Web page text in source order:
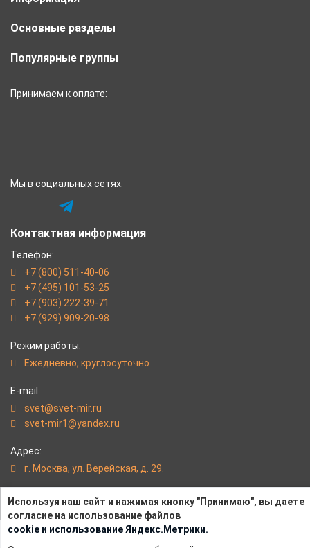
Основные разделы
Популярные группы
Принимаем к оплате:
Мы в социальных сетях:
Контактная информация
Телефон:
+7 (800) 511-40-06
+7 (495) 101-53-25
+7 (903) 222-39-71
+7 (929) 909-20-98
Режим работы:
Eжедневно, круглосуточно
E-mail:
svet@svet-mir.ru
svet-mir1@yandex.ru
Адрес:
г. Москва, ул. Верейская, д. 29.
svet-mir.ru - Надежные светильники от интернет-магазина
«Светлый Мир»
Используя наш сайт и нажимая кнопку "Принимаю", вы даете
согласие на использование файлов
cookie и использование Яндекс.Метрики.